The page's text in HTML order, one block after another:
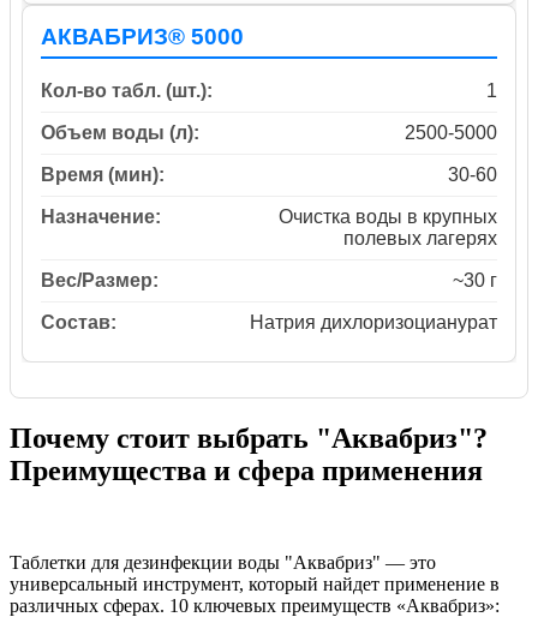
АКВАБРИЗ® 5000
Кол-во табл. (шт.): 1
Объем воды (л): 2500-5000
Время (мин): 30-60
Назначение:
Очистка воды в крупных
полевых лагерях
Вес/Размер: ~30 г
Состав: Натрия дихлоризоцианурат
Почему стоит выбрать "Аквабриз"?
Преимущества и сфера применения
Таблетки для дезинфекции воды "Аквабриз" — это
универсальный инструмент, который найдет применение в
различных сферах. 10 ключевых преимуществ «Аквабриз»: